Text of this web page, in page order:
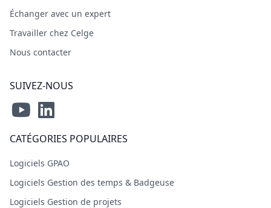
Échanger avec un expert
Travailler chez Celge
Nous contacter
SUIVEZ-NOUS
CATÉGORIES POPULAIRES
Logiciels GPAO
Logiciels Gestion des temps & Badgeuse
Logiciels Gestion de projets